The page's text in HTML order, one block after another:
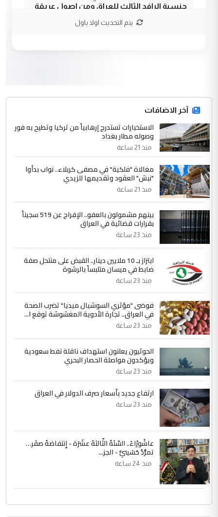
جنسية الرافد الثالث للعراق ومن اصول عريقة
جنسية الرافد الثالث للعراق ومن اصول عريقة
ابا فرات ...
الموضوع :
الجواهري يرد على صدام حسين سل
مضجعيك يابن الزنا (نص كامل)
حيدر عاشور
التعليق : تحياتي لك استاذ حامدتركان. كلام
دقيق ومسؤول؛ فالاستثمار الحقيقي للإنسان
وثروات البلد يعتمد على الكفاءة ...
الموضوع :
بين الإهمال واغتصاب الأرض.. بلاد
الرافدين تعاني الجفاف والتصحر!!
التعليق : هذه الزيارة تنفع لبنان، دون الشعب
العراقي، الذي احترق بحر الصيف، في حين
حكومة الزيدي ...
الموضوع :
نواف سلام في بغداد.. "الفيول" مقابل
تصدير النفط العراقي
يتم التحديث اولا باول
آخر الاضافات
الاستخبارات تستدرج إرهابياً من تركيا وتطيح به فور
وصوله مطار بغداد
منذ 21 ساعة
مغالاة "فلكية" في مصفى كربلاء.. نواب بدأوا
"نبش" العقود وتقديمها للزيدي
منذ 21 ساعة
بينهم مشمولون بالعفو.. الإفراج عن 519 سجيناً
بقرارات قضائية في العراق
منذ 23 ساعة
ابتزاز بـ 10 ملايين دينار.. القبض على منتحل صفة
ضابط في ميسان متلبساً بالرشوة
منذ 23 ساعة
فوضى "مؤثري السوشيال ميديا" تضرب الصحة
في العراق.. تجارة الأدوية المغشوشة توقع ا...
منذ 23 ساعة
الحوثيون يعلنون استهداف ناقلة نفط سعودية
ويؤكدون مواصلة الحصار البحري
منذ 23 ساعة
ارتفاع جديد بأسعار صرف الدولار في العراق
منذ 23 ساعة
عاشُورْاءُ.. السّنَةُ الثّالثةَ عشَرَة - إِنتفاضةُ صفَر…
تمرُّدٌ حُسَينيٌّ - الجز...
منذ 24 ساعة